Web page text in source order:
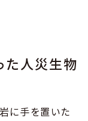
た人災生物
に手を置いた